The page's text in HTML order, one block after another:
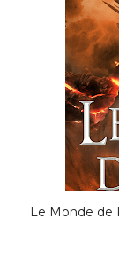
Le Monde de